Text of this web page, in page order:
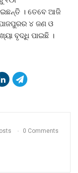
। ତେବେ ଆଜି
୪ ଜଣ ଓ
ବୃଦ୍ଧି ପାଇଛି ।
0 Comments